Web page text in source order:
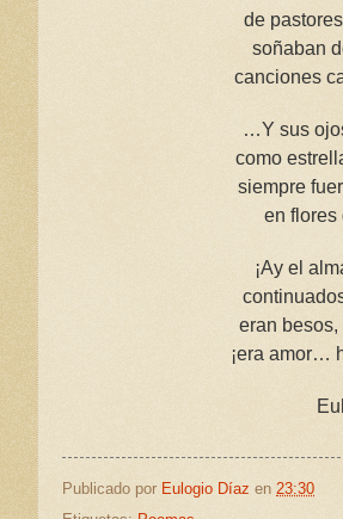
de
soñaban
canciones
…Y sus
como
siempre
en flores
¡Ay el
eran besos,
¡era amor…
Publicado por Eulogio Díaz en 23:30